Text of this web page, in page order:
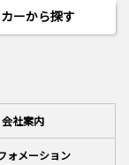
ーから探す
会社案内
ォメーション